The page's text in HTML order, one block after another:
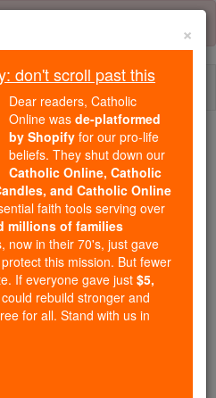
2.2 Million
Formed in the
like you,
has already delivered
to over 2.2
193 countries. In an age
you are helping form
Scripture, and Christ.
this gave just $5 — the
×
don't scroll past this
Dear readers, Catholic
Online was de-platformed
by Shopify for our pro-life
beliefs. They shut down our
Catholic Online, Catholic
and Catholic Online
faith tools serving over
millions of families
now in their 70's, just gave
this mission. But fewer
If everyone gave just $5,
rebuild stronger and
for all. Stand with us in